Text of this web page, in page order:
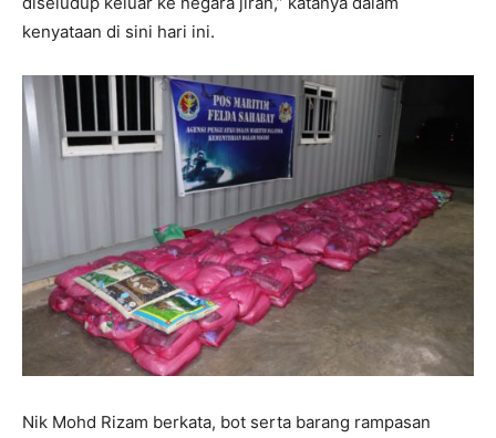
kenyataan di sini hari ini.
Nik Mohd Rizam berkata, bot serta barang rampasan